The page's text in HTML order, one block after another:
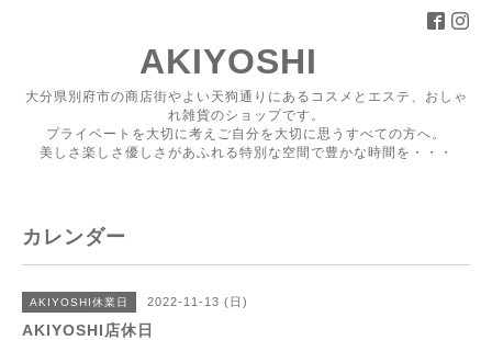
AKIYOSHI
大分県別府市の商店街やよい天狗通りにあるコスメとエステ、おしゃ
れ雑貨のショップです。
プライベートを大切に考えご自分を大切に思うすべての方へ。
美しさ楽しさ優しさがあふれる特別な空間で豊かな時間を・・・
カレンダー
AKIYOSHI休業日 2022-11-13 (日)
AKIYOSHI店休日